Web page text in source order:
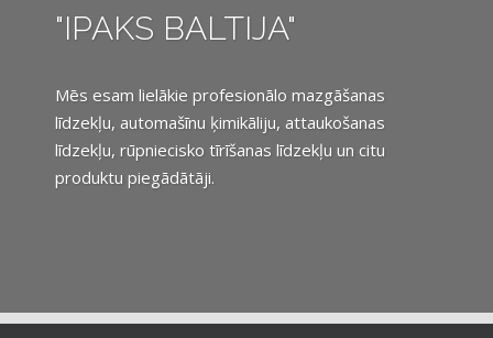
"IPAKS BALTIJA"
Mēs esam lielākie profesionālo mazgāšanas
līdzekļu, automašīnu ķimikāliju, attaukošanas
līdzekļu, rūpniecisko tīrīšanas līdzekļu un citu
produktu piegādātāji.